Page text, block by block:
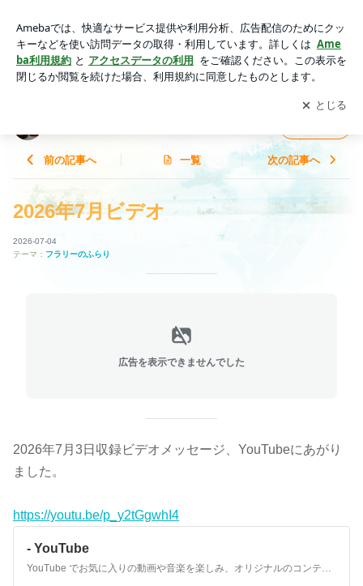
アプリをダウンロードして ブログの更新通知
を受け取りまし
ょう。
開く
前の記事へ 一覧 次の記事へ
2026年7月ビデオ
2026-07-04
テーマ： フラリーのふらり
広告を表示できませんでした
2026年7月3日収録ビデオメッセージ、YouTubeにあがり
ました。
https://youtu.be/p_y2tGgwhI4
- YouTube
YouTube でお気に入りの動画や音楽を楽しみ、オリジナルのコンテンツをアップロードして友だちや家族、世界中の人たちと共有しましょう。